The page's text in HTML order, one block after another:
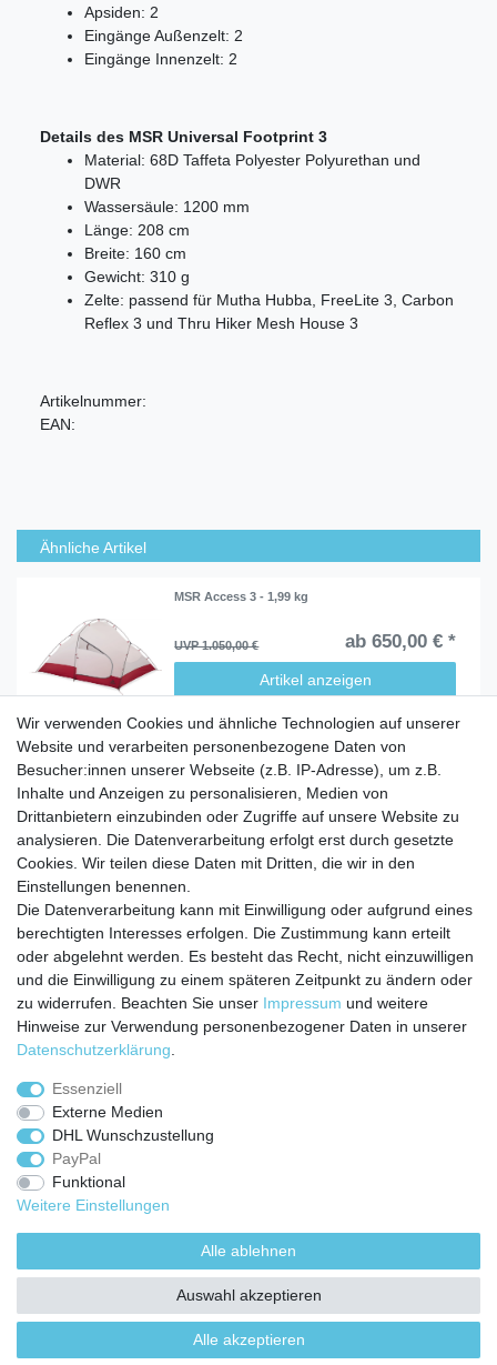
Apsiden: 2
Eingänge Außenzelt: 2
Eingänge Innenzelt: 2
Details des MSR Universal Footprint 3
Material: 68D Taffeta Polyester Polyurethan und
DWR
Wassersäule: 1200 mm
Länge: 208 cm
Breite: 160 cm
Gewicht: 310 g
Zelte: passend für Mutha Hubba, FreeLite 3, Carbon
Reflex 3 und Thru Hiker Mesh House 3
Artikelnummer:
EAN:
Ähnliche Artikel
MSR Access 3 - 1,99 kg
UVP 1.050,00 € ab 650,00 € *
Artikel anzeigen
Wir verwenden Cookies und ähnliche Technologien auf unserer
Website und verarbeiten personenbezogene Daten von
Besucher:innen unserer Webseite (z.B. IP-Adresse), um z.B.
Inhalte und Anzeigen zu personalisieren, Medien von
Drittanbietern einzubinden oder Zugriffe auf unsere Website zu
analysieren. Die Datenverarbeitung erfolgt erst durch gesetzte
Cookies. Wir teilen diese Daten mit Dritten, die wir in den
Einstellungen benennen.
Die Datenverarbeitung kann mit Einwilligung oder aufgrund eines
berechtigten Interesses erfolgen. Die Zustimmung kann erteilt
oder abgelehnt werden. Es besteht das Recht, nicht einzuwilligen
und die Einwilligung zu einem späteren Zeitpunkt zu ändern oder
zu widerrufen. Beachten Sie unser Impressum und weitere
Hinweise zur Verwendung personenbezogener Daten in unserer
Daten­schutz­erklärung
Essenziell
Externe Medien
DHL Wunschzustellung
PayPal
Funktional
Weitere Einstellungen
Alle akzeptieren
Alle ablehnen
Auswahl akzeptieren
Service
Zahlungarten
Versandkosten
Batterierücknahmeverordnung
Kostenloser Newsletter
E-MAIL **
Newsletter
Honig
Daten­schutz­erklärung
Einwilligung kann ich jederzeit widerrufen.**
Impressum
Widerrufs­recht Vertrag widerrufen Kontakt